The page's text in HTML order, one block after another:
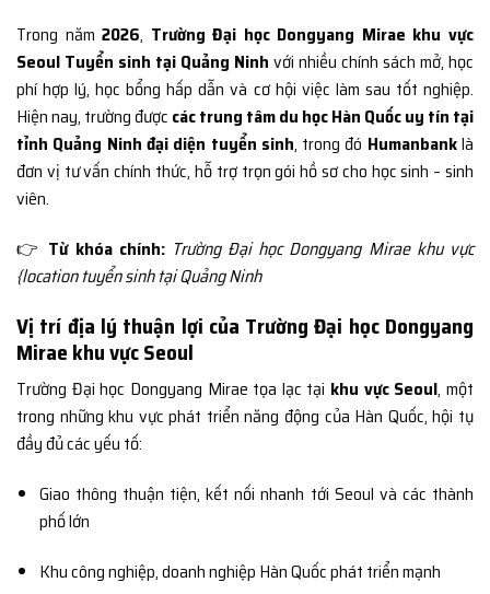
Trong năm2026, Trường Đại học Dongyang Mirae khu vực
Seoul Tuyển sinh tại Quảng Ninh với nhiều chính sách mở, học
phí hợp lý, học bổng hấp dẫn và cơ hội việc làm sau tốt nghiệp.
Hiện nay, trường được các trung tâm du học Hàn Quốc uy tín tại
tỉnh Quảng Ninh đại diện tuyển sinh, trong đó Humanbanklà
đơn vị tư vấn chính thức, hỗ trợ trọn gói hồ sơ cho học sinh – sinh
viên.
👉 Từ khóa chính: Trường Đại học Dongyang Mirae khu vực
{location tuyển sinh tại Quảng Ninh
Vị trí địa lý thuận lợi của Trường Đại học Dongyang
Mirae khu vực Seoul
Trường Đại học Dongyang Mirae tọa lạc tại khu vực Seoul, một
trong những khu vực phát triển năng động của Hàn Quốc, hội tụ
đầy đủ các yếu tố:
Giao thông thuận tiện, kết nối nhanh tới Seoul và các thành
phố lớn
Khu công nghiệp, doanh nghiệp Hàn Quốc phát triển mạnh